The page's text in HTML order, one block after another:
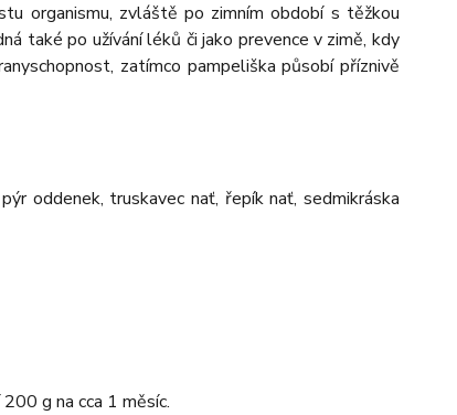
organismu, zvláště po zimním období s těžkou
také po užívání léků či jako prevence v zimě, kdy
zatímco pampeliška působí příznivě
oddenek, truskavec nať, řepík nať, sedmikráska
g na cca 1 měsíc.